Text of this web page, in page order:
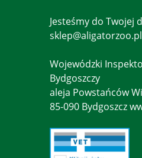
Jesteśmy do Twojej
sklep@aligatorzoo.pl
Wojewódzki
Bydgoszczy
aleja Powstańców
85-090 Bydgoszcz